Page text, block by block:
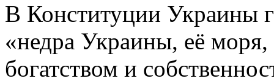
В Конституции Украины
«недра Украины, её моря,
богатством и